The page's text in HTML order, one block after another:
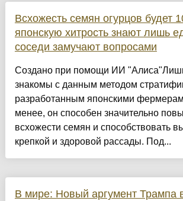
Всхожесть семян огурцов будет
японскую хитрость знают лишь
соседи замучают вопросами
Создано при помощи ИИ
знакомы с данным методом
разработанным японскими
менее, он способен значительно
всхожести семян и способствовать
крепкой и здоровой рассады. Под...
В мире: Новый аргумент Трампа